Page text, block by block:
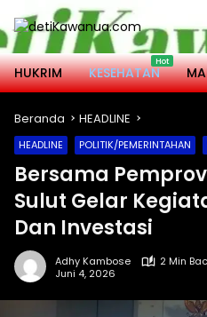
Langsung
ke
konten
HUKRIM
KESEHATAN
Beranda HEADLINE
HEADLINE POLITIK/PEMERINTAHAN
Bersama
Sulut Gelar
Dan Investasi
Adhy Kambose
2 Min
Juni 4, 2026